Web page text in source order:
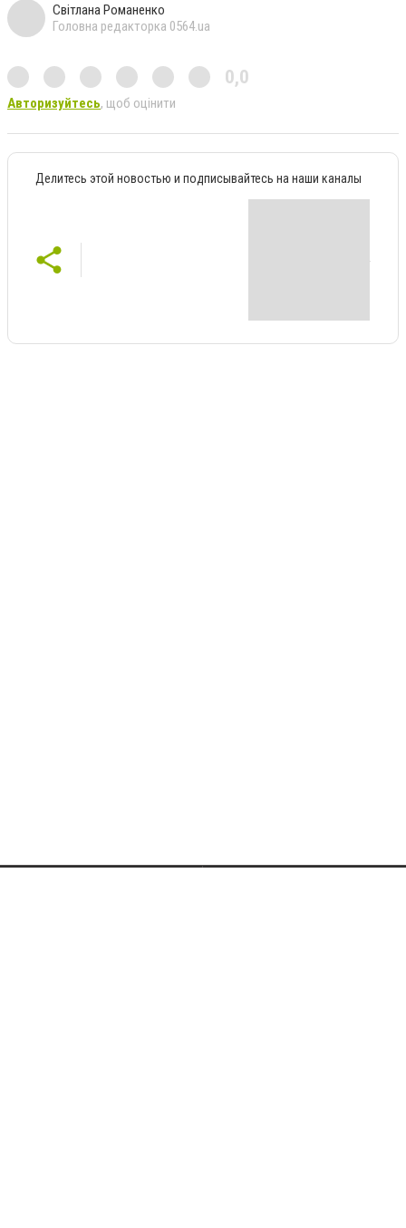
Світлана Романенко
Головна редакторка 0564.ua
0,0
Авторизуйтесь, щоб оцінити
Делитесь этой новостью и подписывайтесь на наши каналы